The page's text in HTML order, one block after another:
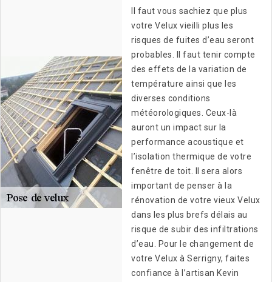
Il faut vous sachiez que plus
votre Velux vieilli plus les
risques de fuites d’eau seront
probables. Il faut tenir compte
des effets de la variation de
température ainsi que les
diverses conditions
météorologiques. Ceux-là
auront un impact sur la
performance acoustique et
l’isolation thermique de votre
fenêtre de toit. Il sera alors
important de penser à la
rénovation de votre vieux Velux
dans les plus brefs délais au
risque de subir des infiltrations
d’eau. Pour le changement de
votre Velux à Serrigny, faites
confiance à l’artisan Kevin